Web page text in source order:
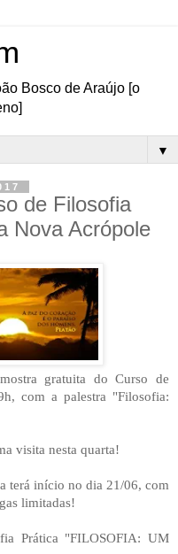
Bosco de Araújo [o
▼
de Filosofia
Nova Acrópole
gratuita do Curso de
com a palestra "Filosofia:
visita nesta quarta!
terá início no dia 21/06, com
limitadas!
Prática "FILOSOFIA: UM